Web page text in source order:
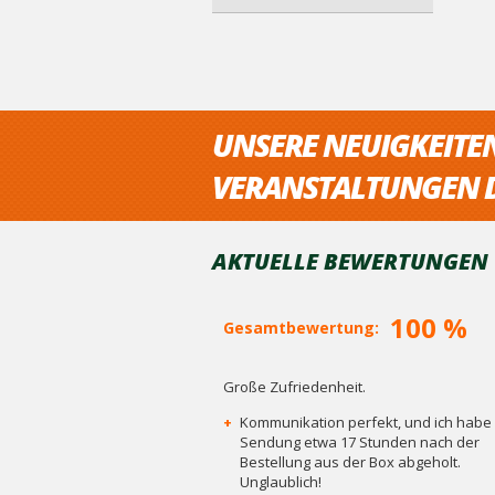
UNSERE
VERANSTALTUNGEN
AKTUELLE
Gesamtbewertung: 100 %
Große Zufriedenheit.
+ Kommunikation perfekt, und ich habe
Sendung etwa 17 Stunden nach der
Bestellung aus der Box abgeholt.
Unglaublich!